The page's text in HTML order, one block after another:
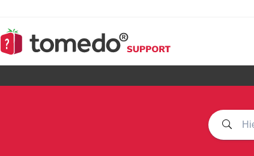
springen